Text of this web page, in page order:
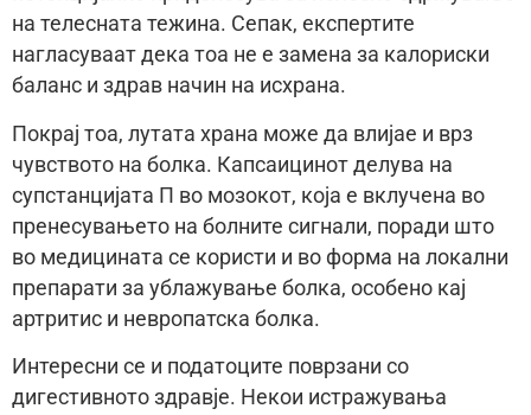
на телесната тежина. Сепак, експертите
нагласуваат дека тоа не е замена за калориски
баланс и здрав начин на исхрана.
Покрај тоа, лутата храна може да влијае и врз
чувството на болка. Капсаицинот делува на
супстанцијата П во мозокот, која е вклучена во
пренесувањето на болните сигнали, поради што
во медицината се користи и во форма на локални
препарати за ублажување болка, особено кај
артритис и невропатска болка.
Интересни се и податоците поврзани со
дигестивното здравје. Некои истражувања